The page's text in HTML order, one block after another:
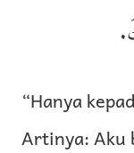
“Hanya
Artinya: Aku